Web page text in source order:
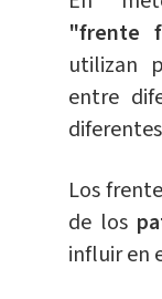
"frente
utilizan
entre
Los
de los
influir en